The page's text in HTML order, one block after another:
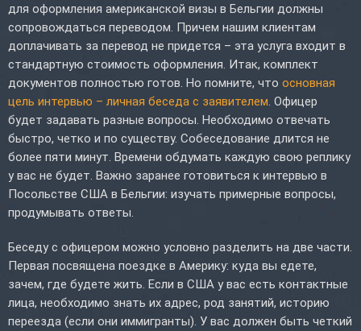
для оформления американской визы в Бельгии должны
сопровождаться переводом. Причем нашим клиентам
доплачивать за перевод не придется – эта услуга входит в
стандартную стоимость оформления. Итак, комплект
документов полностью готов. Но помните, что основная
цель интервью – личная беседа с заявителем. Офицер
будет задавать разные вопросы. Необходимо отвечать
быстро, четко и по существу. Собеседование длится не
более пяти минут. Времени обдумать каждую свою реплику
у вас не будет. Важно заранее готовиться к интервью в
Посольстве США в Бельгии: изучать примерные вопросы,
продумывать ответы.
Беседу с офицером можно условно разделить на две части.
Первая посвящена поездке в Америку: куда вы едете,
зачем, где будете жить. Если в США у вас есть контактные
лица, необходимо знать их адрес, род занятий, историю
переезда (если они иммигранты). У вас должен быть четкий